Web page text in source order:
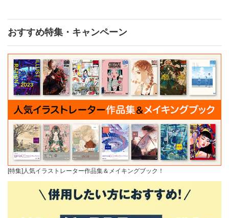
おすすめ特集・キャンペーン
[特集]人気イラストレーター作品集＆メイキングブック！